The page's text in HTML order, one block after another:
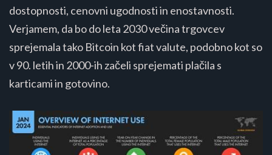
dostopnosti, cenovni ugodnosti in enostavnosti.
Verjamem, da bo do leta 2030 večina trgovcev
sprejemala tako Bitcoin kot fiat valute, podobno kot so
v 90. letih in 2000-ih začeli sprejemati plačila s
karticami in gotovino.